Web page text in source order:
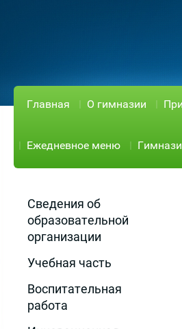
Главная О гимназии
Ежедневное меню
Сведения об
образовательной
организации
Учебная часть
Воспитательная
работа